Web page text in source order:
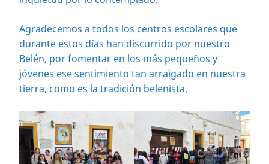
Agradecemos a todos los centros escolares que
durante estos días han discurrido por nuestro
Belén, por fomentar en los más pequeños y
jóvenes ese sentimiento tan arraigado en nuestra
tierra, como es la tradición belenista.